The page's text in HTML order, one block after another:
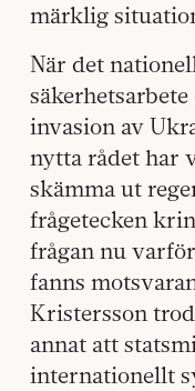
märklig
När det
invasion av
nytta rådet har
skämma ut
frågetecken
frågan nu
fanns
Kristersson
annat att
internationellt